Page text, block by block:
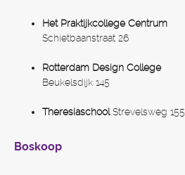
Het Praktijkcollege Centrum
Schietbaanstraat 26
Rotterdam Design College
Beukelsdijk 145
TheresiaschoolStrevelsweg 155
Boskoop